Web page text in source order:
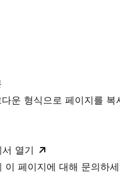
운 형식으로 페이지를 복
열기
이 페이지에 대해 문의하